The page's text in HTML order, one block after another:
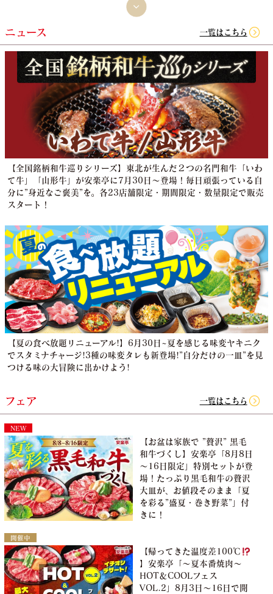
ニュース 一覧はこちら
【全国銘柄和牛巡りシリーズ】東北が生んだ２つの名門和牛「いわ
て牛」「山形牛」が安楽亭に7月30日～登場！毎日頑張っている自
分に”身近なご褒美”を。各23店舗限定・期間限定・数量限定で販売
スタート！
【夏の食べ放題リニューアル!】6月30日~夏を感じる味変ヤキニク
でスタミナチャージ!3種の味変タレも新登場!”自分だけの一皿”を見
つける味の大冒険に出かけよう!
フェア 一覧はこちら
NEW
【お盆は家族で ”贅沢” 黒毛
和牛づくし】安楽亭「8月8日
～16日限定」特別セットが登
場！たっぷり黒毛和牛の贅沢
大皿が、お値段そのまま「夏
を彩る”盛夏・巻き野菜”」付
きに！
開催中
【帰ってきた温度差100℃
】安楽亭「～夏本番焼肉～
HOT＆COOLフェス
VOL.2」8月3日～16日で開